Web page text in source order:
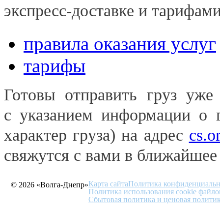
экспресс-доставке и
правила оказания услуг
тарифы
Готовы отправить груз
с указанием информации о
характер груза) на адрес
свяжутся с вами в
© 2026 «Волга-Днепр»Карта сайтаПолитика
Политика использования cookie
Сбытовая политика и ценовая